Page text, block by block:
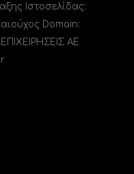
Ιστοσελίδας:
Domain:
ΑΕ